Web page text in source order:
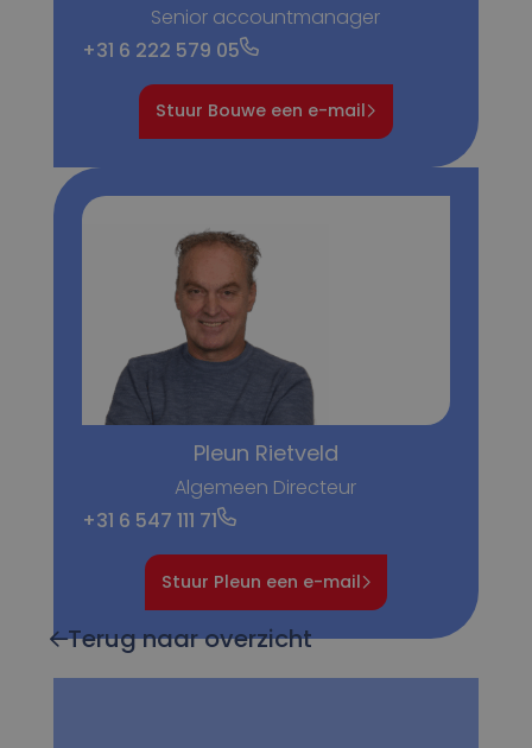
Senior accountmanager
+31 6 222 579 05
Stuur Bouwe een e-mail
Pleun Rietveld
Algemeen Directeur
+31 6 547 111 71
Stuur Pleun een e-mail
Terug naar overzicht